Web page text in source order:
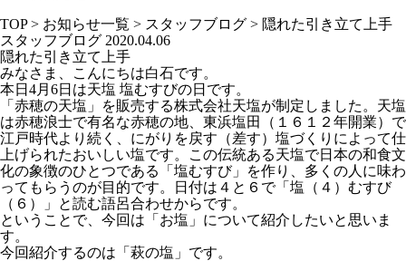
TOP> お知らせ一覧 > スタッフブログ > 隠れた引き立て上手
スタッフブログ 2020.04.06
隠れた引き立て上手
みなさま、こんにちは白石です。
本日4月6日は天塩 塩むすびの日です。
「赤穂の天塩」を販売する株式会社天塩が制定しました。天塩
は赤穂浪士で有名な赤穂の地、東浜塩田（１６１２年開業）で
江戸時代より続く、にがりを戻す（差す）塩づくりによって仕
上げられたおいしい塩です。この伝統ある天塩で日本の和食文
化の象徴のひとつである「塩むすび」を作り、多くの人に味わ
ってもらうのが目的です。日付は４と６で「塩（４）むすび
（６）」と読む語呂合わせからです。
ということで、今回は「お塩」について紹介したいと思いま
す。
今回紹介するのは「萩の塩」です。